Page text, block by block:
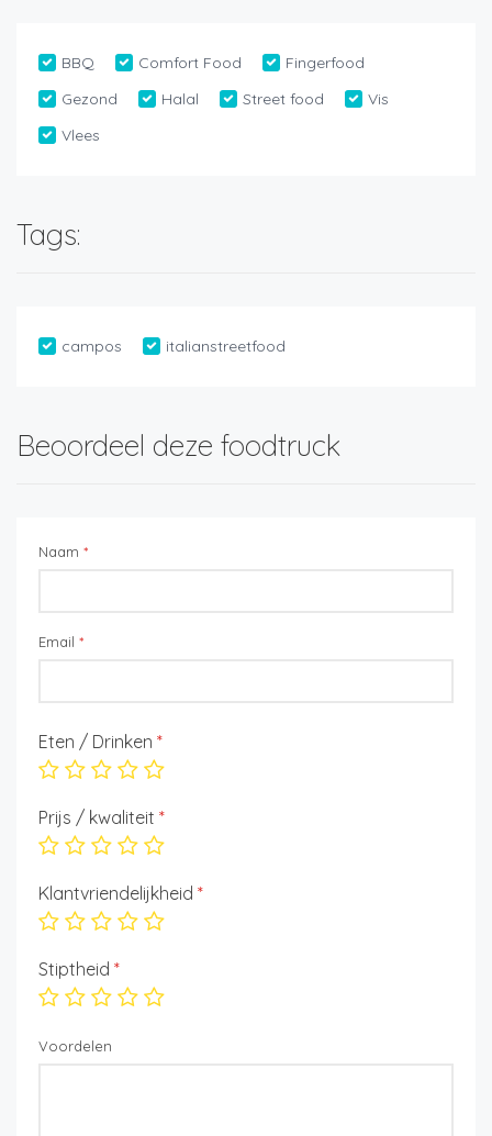
BBQ Comfort Food
Fingerfood
Gezond
Halal Street food
Vis
Vlees
Tags:
campos italianstreetfood
Beoordeel deze foodtruck
Naam *
Email *
Eten / Drinken *
Prijs / kwaliteit *
Klantvriendelijkheid *
Stiptheid *
Voordelen